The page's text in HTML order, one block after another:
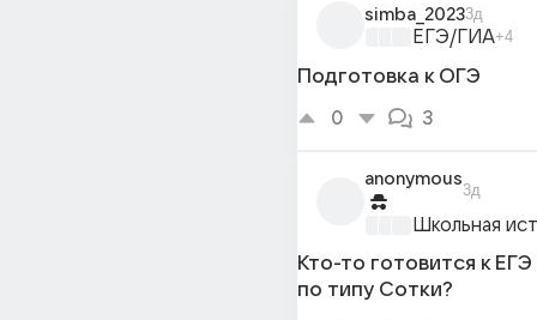
simba_20233д
ЕГЭ/ГИА+4
Подготовка к ОГЭ
0
3
anonymous
3д
Школьная
Кто-то готовится к
по типу Сотки?